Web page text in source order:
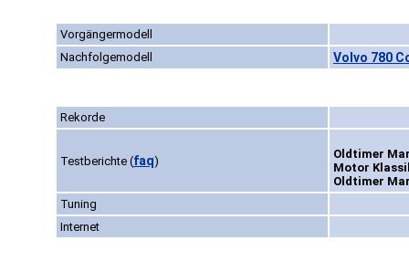
Vorgängermodell
Nachfolgemodell
Volvo 780
Rekorde
Testberichte (faq)
Oldtimer
Motor
Oldtimer
Tuning
Internet